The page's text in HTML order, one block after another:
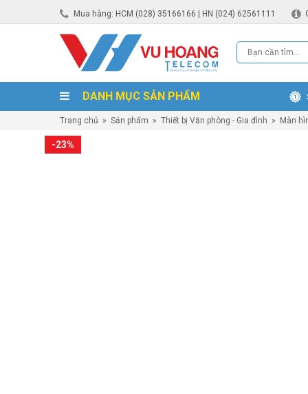
Mua hàng: HCM (028) 35166166 | HN (024) 62561111
DANH MỤC SẢN PHẨM
Trang chủ » Sản phẩm » Thiết bị Văn phòng - Gia đình » Màn
-23%